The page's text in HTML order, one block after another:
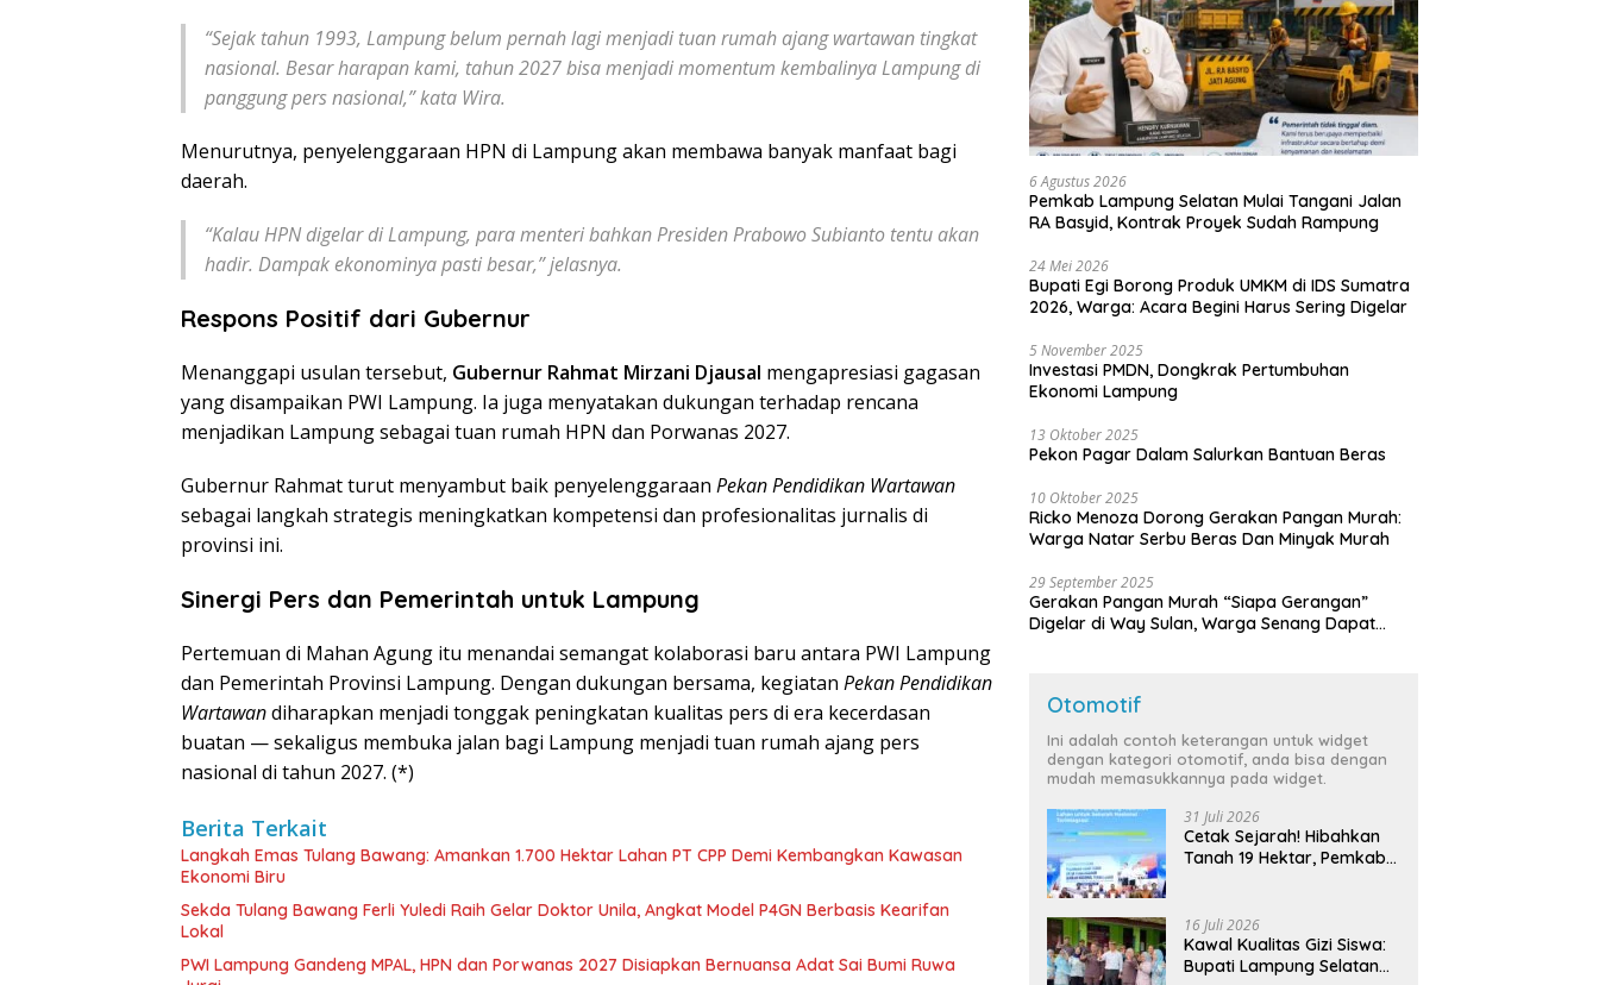
“Sejak tahun 1993, Lampung belum pernah lagi menjadi tuan rumah ajang wartawan tingkat
nasional. Besar harapan kami, tahun 2027 bisa menjadi momentum kembalinya Lampung di
panggung pers nasional,” kata Wira.
Menurutnya, penyelenggaraan HPN di Lampung akan membawa banyak manfaat bagi
daerah.
“Kalau HPN digelar di Lampung, para menteri bahkan Presiden Prabowo Subianto tentu akan
hadir. Dampak ekonominya pasti besar,” jelasnya.
Respons Positif dari Gubernur
Menanggapi usulan tersebut, Gubernur Rahmat Mirzani Djausal mengapresiasi gagasan
yang disampaikan PWI Lampung. Ia juga menyatakan dukungan terhadap rencana
menjadikan Lampung sebagai tuan rumah HPN dan Porwanas 2027.
Gubernur Rahmat turut menyambut baik penyelenggaraan Pekan Pendidikan Wartawan
sebagai langkah strategis meningkatkan kompetensi dan profesionalitas jurnalis di
provinsi ini.
Sinergi Pers dan Pemerintah untuk Lampung
Pertemuan di Mahan Agung itu menandai semangat kolaborasi baru antara PWI Lampung
dan Pemerintah Provinsi Lampung. Dengan dukungan bersama, kegiatan Pekan Pendidikan
Wartawandiharapkan menjadi tonggak peningkatan kualitas pers di era kecerdasan
buatan — sekaligus membuka jalan bagi Lampung menjadi tuan rumah ajang pers
nasional di tahun 2027. (*)
Berita Terkait
Langkah Emas Tulang Bawang: Amankan 1.700 Hektar Lahan PT CPP Demi Kembangkan Kawasan
Ekonomi Biru
Sekda Tulang Bawang Ferli Yuledi Raih Gelar Doktor Unila, Angkat Model P4GN Berbasis Kearifan
Lokal
PWI Lampung Gandeng MPAL, HPN dan Porwanas 2027 Disiapkan Bernuansa Adat Sai Bumi Ruwa
6 Agustus 2026
Pemkab Lampung Selatan Mulai Tangani Jalan
RA Basyid, Kontrak Proyek Sudah Rampung
24 Mei 2026
Bupati Egi Borong Produk UMKM di IDS Sumatra
2026, Warga: Acara Begini Harus Sering Digelar
5 November 2025
Investasi PMDN, Dongkrak Pertumbuhan
Ekonomi Lampung
13 Oktober 2025
Pekon Pagar Dalam Salurkan Bantuan Beras
10 Oktober 2025
Ricko Menoza Dorong Gerakan Pangan Murah:
Warga Natar Serbu Beras Dan Minyak Murah
29 September 2025
Gerakan Pangan Murah “Siapa Gerangan”
Digelar di Way Sulan, Warga Senang Dapat
Otomotif
Ini adalah contoh keterangan untuk widget
dengan kategori otomotif, anda bisa dengan
mudah memasukkannya pada widget.
31 Juli 2026
Cetak Sejarah! Hibahkan
Tanah 19 Hektar, Pemkab
Terintegrasi Pertama di
Lampung
16 Juli 2026
Kawal Kualitas Gizi Siswa:
Bupati Lampung Selatan